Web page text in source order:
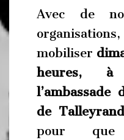
Avec de
mobiliser
heures, à
l’ambassade
de
pour